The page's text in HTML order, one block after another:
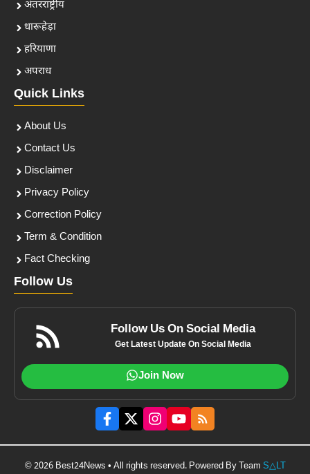
अंतरराष्ट्रीय
धारूहेड़ा
हरियाणा
अपराध
Quick Links
About Us
Contact Us
Disclaimer
Privacy Policy
Correction Policy
Term & Condition
Fact Checking
Follow Us
Follow Us On Social Media
Get Latest Update On Social Media
Join Now
© 2026 Best24News • All rights reserved. Powered By Team S△LT